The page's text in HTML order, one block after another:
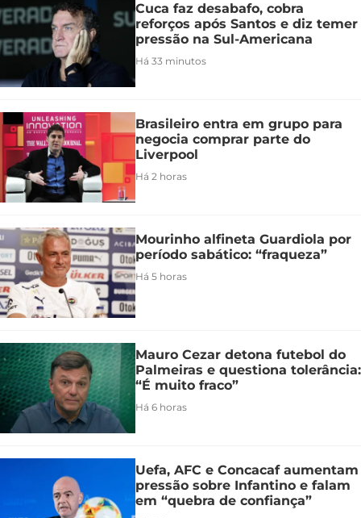
Cuca faz desabafo, cobra
reforços após Santos e diz temer
pressão na Sul-Americana
Há 33 minutos
Brasileiro entra em grupo para
negocia comprar parte do
Liverpool
Há 2 horas
Mourinho alfineta Guardiola por
período sabático: “fraqueza”
Há 5 horas
Mauro Cezar detona futebol do
Palmeiras e questiona tolerância:
“É muito fraco”
Há 6 horas
Uefa, AFC e Concacaf aumentam
pressão sobre Infantino e falam
em “quebra de confiança”